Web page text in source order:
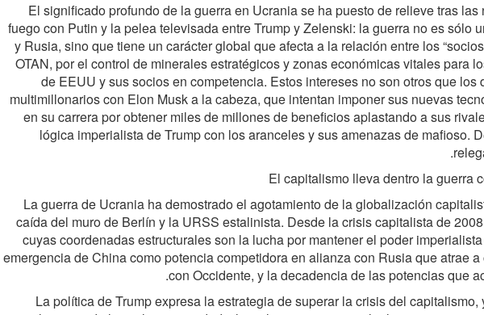
El significado profundo de la guerra en Ucrania se ha puesto de relieve tras
fuego con Putin y la pelea televisada entre Trump y Zelenski: la guerra no es sólo
y Rusia, sino que tiene un carácter global que afecta a la relación entre los
OTAN, por el control de minerales estratégicos y zonas económicas vitales para
de EEUU y sus socios en competencia. Estos intereses no son otros que los
multimillonarios con Elon Musk a la cabeza, que intentan imponer sus nuevas
en su carrera por obtener miles de millones de beneficios aplastando a sus
lógica imperialista de Trump con los aranceles y sus amenazas de mafioso.
El capitalismo lleva dentro la guerra
La guerra de Ucrania ha demostrado el agotamiento de la globalización
caída del muro de Berlín y la URSS estalinista. Desde la crisis capitalista de
cuyas coordenadas estructurales son la lucha por mantener el poder
emergencia de China como potencia competidora en alianza con Rusia que atrae
con Occidente, y la decadencia de las potencias que
La política de Trump expresa la estrategia de superar la crisis del